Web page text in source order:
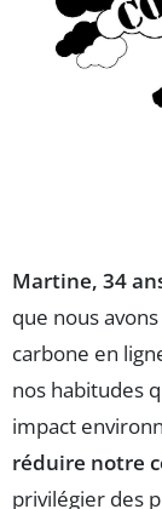
Martine, 34
que nous
carbone en
nos habitudes
impact
réduire notre
privilégier des